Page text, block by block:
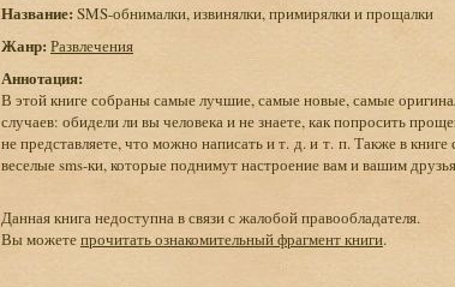
Название: SMS-обнималки, извинялки, примирялки и прощалки
Жанр: Развлечения
Аннотация:
В этой книге собраны самые лучшие, самые новые, самые
случаев: обидели ли вы человека и не знаете, как попросить
не представляете, что можно написать и т. д. и т. п. Также в
веселые sms-ки, которые поднимут настроение вам и вашим
Данная книга недоступна в связи с жалобой правообладателя.
Вы можетепрочитать ознакомительный фрагмент книги.